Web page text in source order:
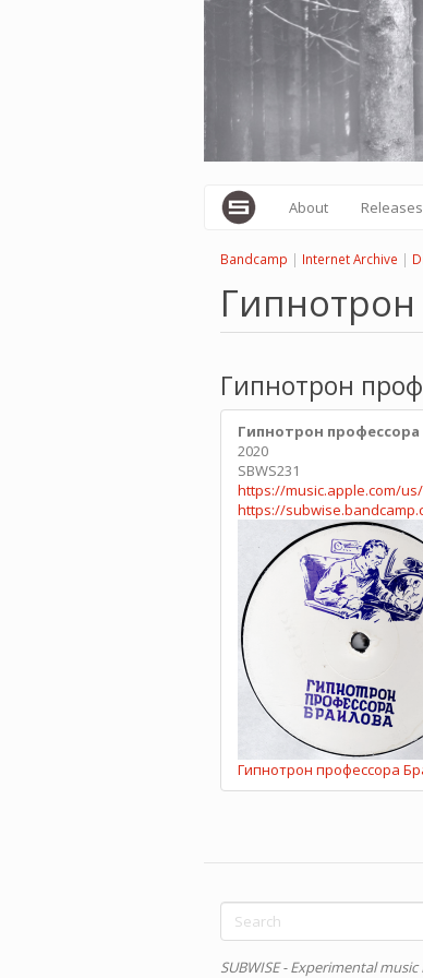
About Releases
Bandcamp | Internet Archive |
Гипнотрон
Гипнотрон
2020
SBWS231
https://music.apple.com/
https://
Гипнотрон профессора
Search
form
SUBWISE - Experimental